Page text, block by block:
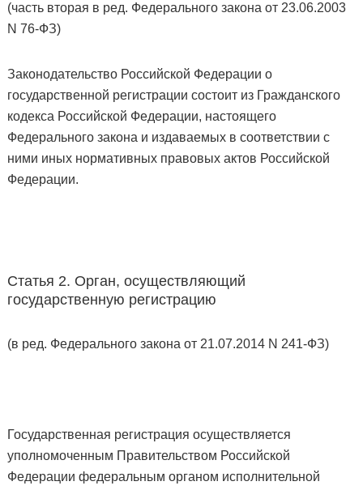
(часть вторая в ред. Федерального закона от 23.06.2003
N 76-ФЗ)
Законодательство Российской Федерации о
государственной регистрации состоит из Гражданского
кодекса Российской Федерации, настоящего
Федерального закона и издаваемых в соответствии с
ними иных нормативных правовых актов Российской
Федерации.
Статья 2. Орган, осуществляющий
государственную регистрацию
(в ред. Федерального закона от 21.07.2014 N 241-ФЗ)
Государственная регистрация осуществляется
уполномоченным Правительством Российской
Федерации федеральным органом исполнительной